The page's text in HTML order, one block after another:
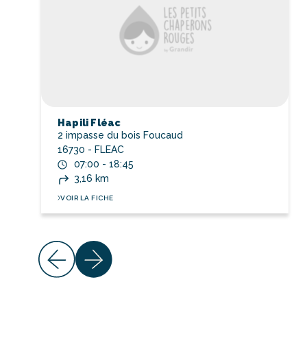
Hapili Fléac
2 impasse du bois Foucaud
16730 - FLEAC
07:00 - 18:45
3,16 km
VOIR LA FICHE